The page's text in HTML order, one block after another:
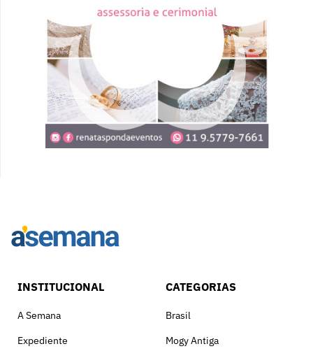
INSTITUCIONAL
A Semana
Expediente
CATEGORIAS
Brasil
Mogy Antiga